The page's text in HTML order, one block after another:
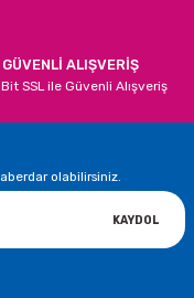
GÜVENLİ ALIŞVERİŞ
SSL ile Güvenli Alışveriş
olabilirsiniz.
KAYDOL